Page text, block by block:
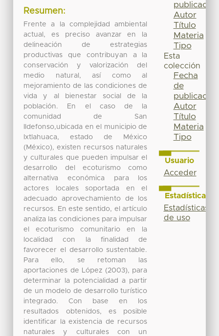
Resumen:
Frente a la complejidad ambiental
actual, es preciso avanzar en la
delineación de estrategias
productivas que contribuyan a la
conservación y valorización del
medio natural, así como al
mejoramiento de las condiciones de
vida y al bienestar social de la
población. En el caso de la
comunidad de San
Ildefonso,ubicada en el municipio de
Ixtlahuaca, estado de México
(México), existen recursos naturales
y culturales que pueden impulsar el
desarrollo del ecoturismo como
alternativa económica para los
actores locales soportada en el
adecuado aprovechamiento de los
recursos. En este sentido, el artículo
analiza las condiciones para impulsar
el ecoturismo comunitario en la
localidad con la finalidad de
favorecer el desarrollo sustentable.
Para ello, se retoman las
aportaciones de López (2003), para
determinar la potencialidad a partir
de un modelo de desarrollo turístico
integrado. Con base en los
resultados obtenidos, es posible
identificar la existencia de recursos
naturales y culturales con un
publicación
Autor
Título
Materia
Tipo
Esta
colección
Fecha
de
publicación
Autor
Título
Materia
Tipo
Usuario
Acceder
Estadísticas
Estadísticas
de uso